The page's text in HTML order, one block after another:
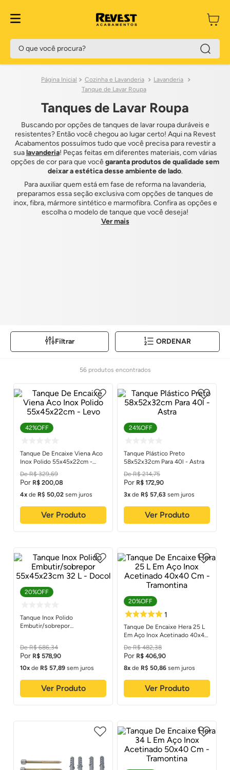
O que você procura?
Cozinha e Lavanderia
Lavanderia
Tanque de Lavar Roupa
Tanques de Lavar Roupa
Buscando por opções de tanques de lavar roupa duráveis e
resistentes? Então você chegou ao lugar certo! Aqui na Revest
Acabamentos possuímos tudo que você precisa para revestir a
sualavanderia! Peças feitas em diferentes materiais, com várias
opções de cor para que você garanta produtos de qualidade sem
deixar a estética desse ambiente de lado.
Para auxiliar quem está em fase de reforma na lavanderia,
preparamos essa seção exclusiva com opções de tanques de
inox, fibra, mármore sintético e marmofibra. Confira as opções e
escolha o modelo de tanque que você deseja!
Ver mais
Filtrar ORDENAR
56 produtos
42%OFF
Tanque De Encaixe Viena Aco
Inox Polido 55x45x22cm -
R$ 329,69
R$ 200,08
4
de R$ 50,02 sem juros
Ver Produto
24%OFF
Tanque Plástico Preto
58x52x32cm Para 40l - Astra
R$ 214,75
R$ 172,90
3
de R$ 57,63 sem juros
Ver Produto
20%OFF
Tanque Inox Polido
Embutir/sobrepor
R$ 686,34
R$ 578,90
10
de R$ 57,89 sem juros
Ver Produto
20%OFF
Tanque De Encaixe Hera 25 L
Em Aço Inox Acetinado 40x40
Cm - Tramontina
R$ 482,38
R$ 406,90
8
de R$ 50,86 sem juros
Ver Produto